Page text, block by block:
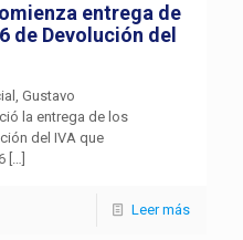
entrega de
de Devolución del
Gustavo
la entrega de los
del IVA que
[…]
Leer más